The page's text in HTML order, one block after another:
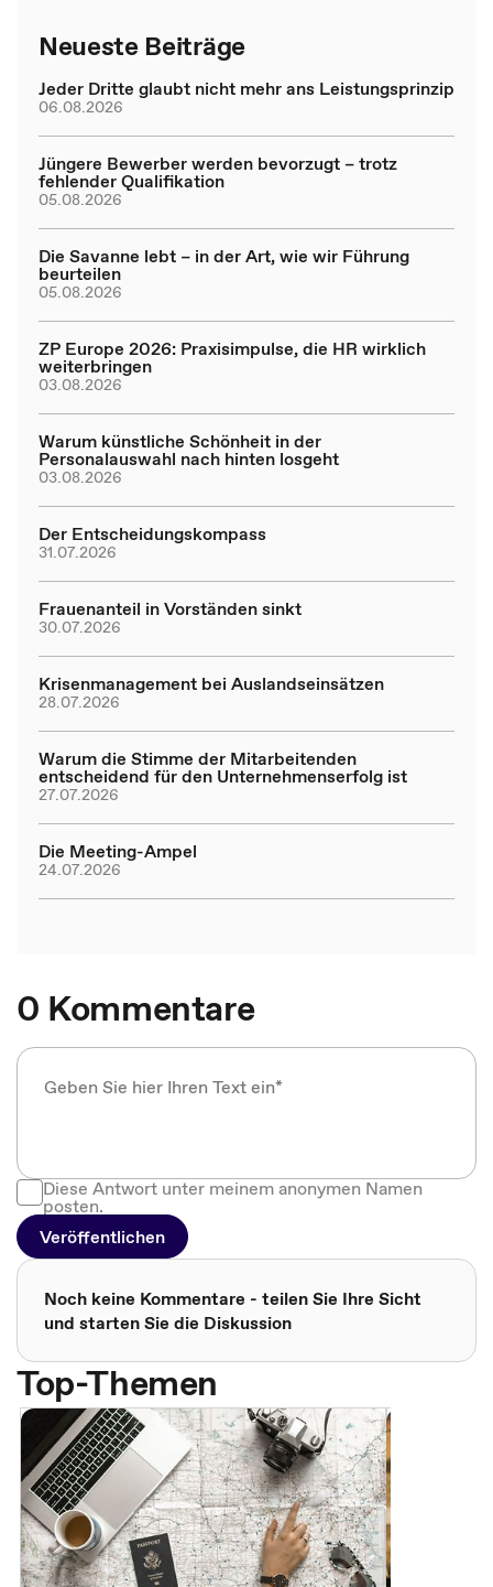
Neueste Beiträge
Jeder Dritte glaubt nicht mehr ans Leistungsprinzip
06.08.2026
Jüngere Bewerber werden bevorzugt – trotz
fehlender Qualifikation
05.08.2026
Die Savanne lebt – in der Art, wie wir Führung
beurteilen
05.08.2026
ZP Europe 2026: Praxisimpulse, die HR wirklich
weiterbringen
03.08.2026
Warum künstliche Schönheit in der
Personalauswahl nach hinten losgeht
03.08.2026
Der Entscheidungskompass
31.07.2026
Frauenanteil in Vorständen sinkt
30.07.2026
Krisenmanagement bei Auslandseinsätzen
28.07.2026
Warum die Stimme der Mitarbeitenden
entscheidend für den Unternehmenserfolg ist
27.07.2026
Die Meeting-Ampel
24.07.2026
0 Kommentare
Diese Antwort unter meinem anonymen Namen
posten.
Veröffentlichen
Noch keine Kommentare - teilen Sie Ihre Sicht
und starten Sie die Diskussion
Top-Themen